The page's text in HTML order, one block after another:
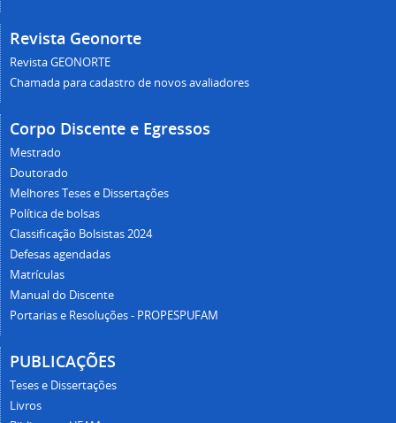
Revista Geonorte
Revista GEONORTE
Chamada para cadastro de novos avaliadores
Corpo Discente e Egressos
Mestrado
Doutorado
Melhores Teses e Dissertações
Política de bolsas
Classificação Bolsistas 2024
Defesas agendadas
Matrículas
Manual do Discente
Portarias e Resoluções - PROPESPUFAM
PUBLICAÇÕES
Teses e Dissertações
Livros